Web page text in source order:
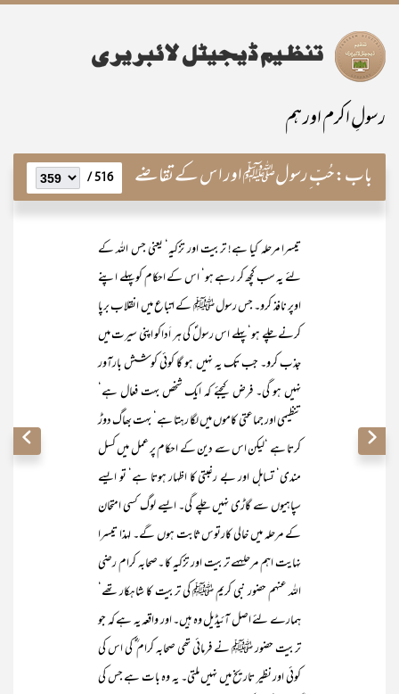
رسولِ اکرم اور ہم
باب:حُبّ ِرسولﷺ اور اس کے تقاضے 516 /
تیسرا مرحلہ کیا ہے! تربیت اور تزکیہ‘ یعنی جس اللہ کے
لئے یہ سب کچھ کر رہے ہو‘ اس کے احکام کو پہلے اپنے
اوپر نافذ کرو۔ جس رسول ﷺ کے اتباع میں انقلاب برپا
کرنے چلے ہو‘ پہلے اس رسولؐ کی ہر اَداکو اپنی سیرت میں
جذب کرو۔ جب تک یہ نہیں ہو گا کوئی کوشش بارآور
نہیں ہو گی۔ فرض کیجئے کہ ایک شخص بہت فعال ہے‘
تنظیمی اور جماعتی کاموں میں لگا رہتا ہے‘ بہت بھاگ دوڑ
کرتا ہے ‘لیکن اس سے دین کے احکام پر عمل میں کسل
مندی‘ تساہل اور بے رغبتی کا اظہار ہوتا ہے‘ تو ایسے
سپاہیوں سے گاڑی نہیں چلے گی۔ ایسے لوگ کسی امتحان
کے مرحلہ میں خالی کارتوس ثابت ہوں گے۔ لہذا تیسرا
نہایت اہم مرحلہہے تربیت اور تزکیہ کا ۔صحابہ کرام رضی
اللہ عنہم حضور نبی کریم ﷺ کی تربیت کا شاہکار تھے‘
ہمارے لئے اصل آئیڈیل وہ ہیں۔ اور واقعہ یہ ہے کہ جو
تربیت حضور ﷺ نے فرمائی تھی صحابہ کرام ؓ کی اس کی
کوئی اور نظیر تاریخ میں نہیں ملتی۔ یہ وہ بات ہے جس کی